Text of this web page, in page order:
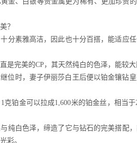
？
分素雅高洁，因此也十分百搭，能适应
是完美的CP，其天然纯白的色泽，能较
位时，妻子伊丽莎白王后便以铂金镶钻
克铂金可以拉成1,600米的铂金丝，相当
纯白色泽，缔造了它与钻石的完美搭配
彩。